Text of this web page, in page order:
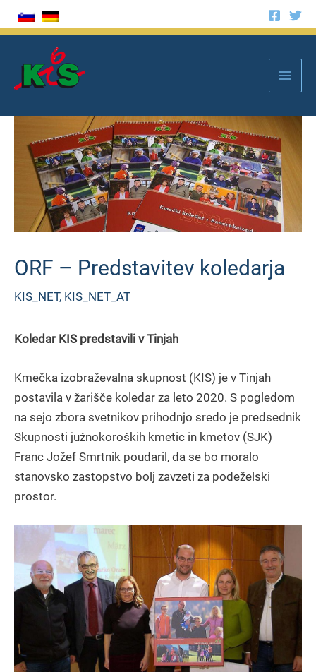
Zum
Inhalt
ORF – Predstavitev koledarja
KIS_NET, KIS_NET_AT
Koledar KIS predstavili v Tinjah
Kmečka izobraževalna skupnost (KIS) je v Tinjah
postavila v žarišče koledar za leto 2020. S pogledom
na sejo zbora svetnikov prihodnjo sredo je predsednik
Skupnosti južnokoroških kmetic in kmetov (SJK)
Franc Jožef Smrtnik poudaril, da se bo moralo
stanovsko zastopstvo bolj zavzeti za podeželski
prostor.